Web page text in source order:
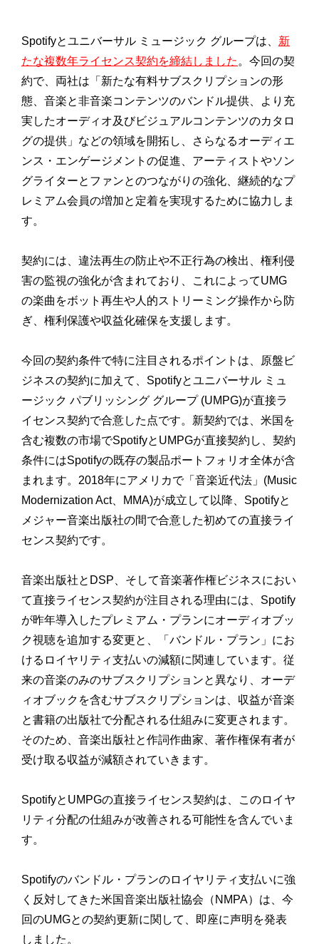
Spotifyとユニバーサル ミュージック グループは、 新
たな複数年ライセンス契約を締結しました 。今回の契
約で、両社は「新たな有料サブスクリプションの形
態、音楽と非音楽コンテンツのバンドル提供、より充
実したオーディオ及びビジュアルコンテンツのカタロ
グの提供」などの領域を開拓し、さらなるオーディエ
ンス・エンゲージメントの促進、アーティストやソン
グライターとファンとのつながりの強化、継続的なプ
レミアム会員の増加と定着を実現するために協力しま
す。
契約には、違法再生の防止や不正行為の検出、権利侵
害の監視の強化が含まれており、これによってUMG
の楽曲をボット再生や人的ストリーミング操作から防
ぎ、権利保護や収益化確保を支援します。
今回の契約条件で特に注目されるポイントは、原盤ビ
ジネスの契約に加えて、Spotifyとユニバーサル ミュ
ージック パブリッシング グループ (UMPG)が直接ラ
イセンス契約で合意した点です。新契約では、米国を
含む複数の市場でSpotifyとUMPGが直接契約し、契約
条件にはSpotifyの既存の製品ポートフォリオ全体が含
まれます。2018年にアメリカで「音楽近代法」(Music
Modernization Act、MMA)が成立して以降、Spotifyと
メジャー音楽出版社の間で合意した初めての直接ライ
センス契約です。
音楽出版社とDSP、そして音楽著作権ビジネスにおい
て直接ライセンス契約が注目される理由には、Spotify
が昨年導入したプレミアム・プランにオーディオブッ
ク視聴を追加する変更と、「バンドル・プラン」にお
けるロイヤリティ支払いの減額に関連しています。従
来の音楽のみのサブスクリプションと異なり、オーデ
ィオブックを含むサブスクリプションは、収益が音楽
と書籍の出版社で分配される仕組みに変更されます。
そのため、音楽出版社と作詞作曲家、著作権保有者が
受け取る収益が減額されていきます。
SpotifyとUMPGの直接ライセンス契約は、このロイヤ
リティ分配の仕組みが改善される可能性を含んでいま
す。
Spotifyのバンドル・プランのロイヤリティ支払いに強
く反対してきた米国音楽出版社協会（NMPA）は、今
回のUMGとの契約更新に関して、即座に声明を発表
しました。